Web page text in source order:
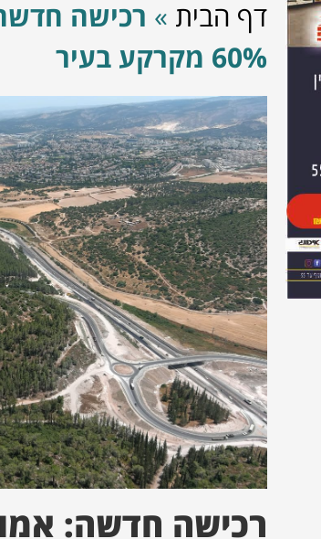
דף הבית » רכישה
60% מקרקע בעיר
רכישה חדשה: